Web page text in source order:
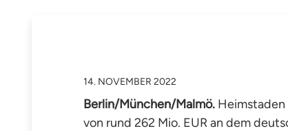
14. NOVEMBER 2022
Berlin/München/Malmö.Heimstaden
von rund 262 Mio. EUR an dem